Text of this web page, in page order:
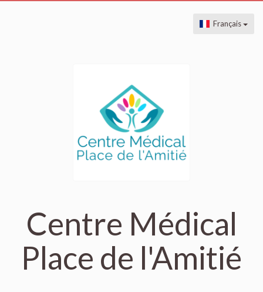
Français
Centre Médical
Place de l'Amitié